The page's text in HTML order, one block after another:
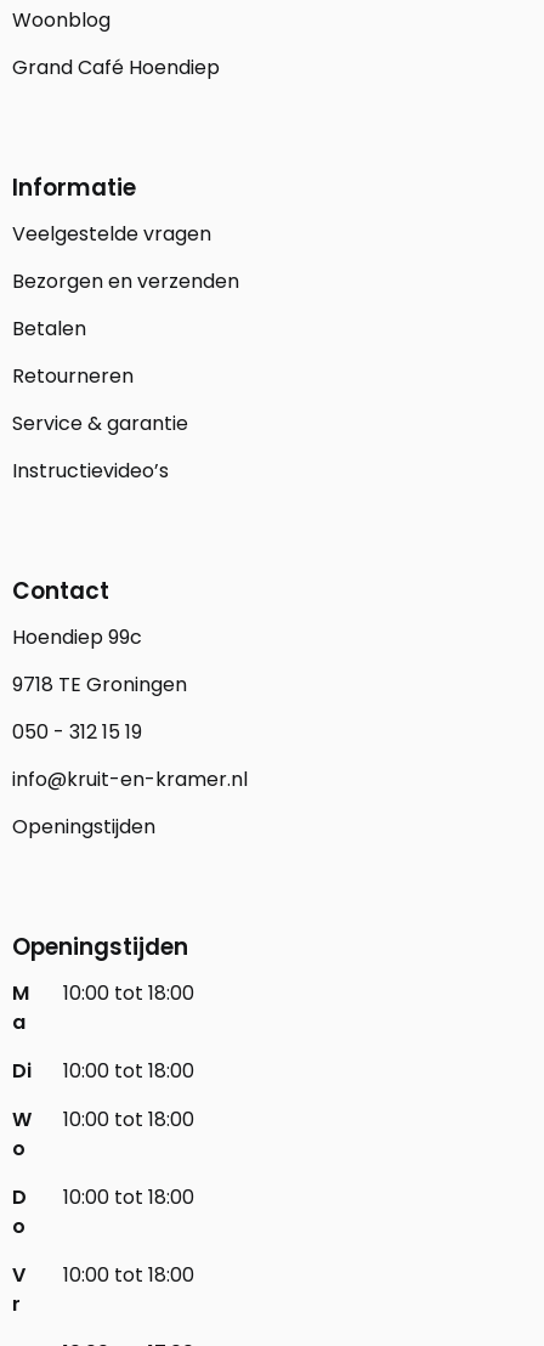
Woonblog
Grand Café Hoendiep
Informatie
Veelgestelde vragen
Bezorgen en verzenden
Betalen
Retourneren
Service & garantie
Instructievideo’s
Contact
Hoendiep 99c
9718 TE Groningen
050 - 312 15 19
info@kruit-en-kramer.nl
Openingstijden
Openingstijden
M
a
10:00 tot 18:00
Di
10:00 tot 18:00
W
o
10:00 tot 18:00
D
o
10:00 tot 18:00
V
r
10:00 tot 18:00